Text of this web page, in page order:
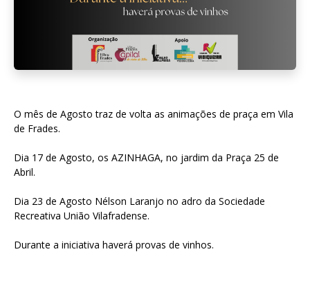
O mês de Agosto traz de volta as animações de praça em Vila
de Frades.
Dia 17 de Agosto, os AZINHAGA, no jardim da Praça 25 de
Abril.
Dia 23 de Agosto Nélson Laranjo no adro da Sociedade
Recreativa União Vilafradense.
Durante a iniciativa haverá provas de vinhos.